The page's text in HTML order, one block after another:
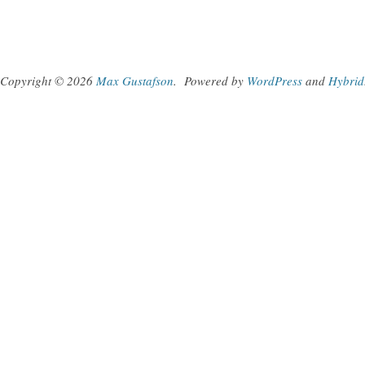
Copyright © 2026 Max Gustafson. Powered by WordPress and Hybrid